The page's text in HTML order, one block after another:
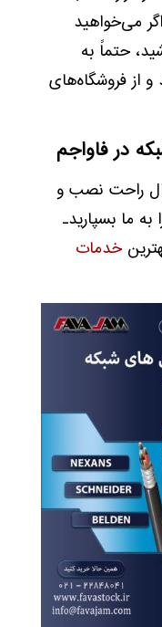
می‌خواهید
حتماً به
از فروشگاه‌های
در فاواجم
راحت نصب و
به ما بسپارید۔
خدمات